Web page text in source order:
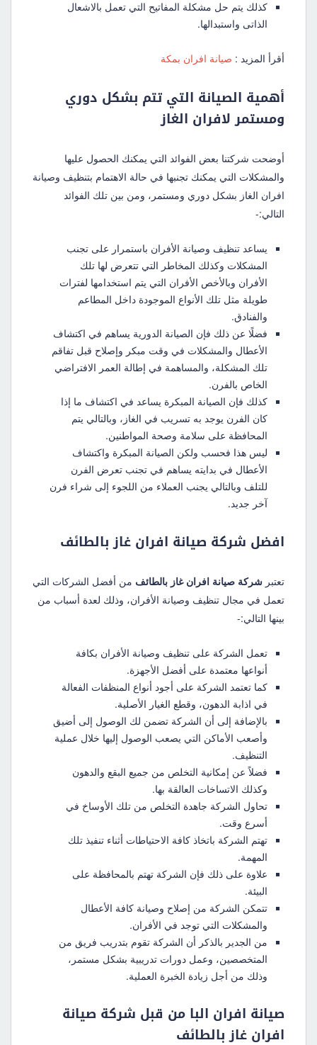
كذلك يتم حل مشكلة المفاتيح التي تعمل بالاشعال
الذاتى واستبدالها.
أقرأ المزيد : صيانة افران بمكة
أهمية الصيانة التي تتم بشكل دوري
ومستمر لافران الغاز
أوضحت شركتنا بعض الفوائد التي يمكنك الحصول عليها
والمشكلات التي يمكنك تجنبها في حالة الاهتمام بتنظيف وصيانة
افران الغاز بشكل دوري ومستمر، ومن بين تلك الفوائد
التالي:-
يساعد تنظيف وصيانة الأفران باستمرار على تجنب
المشكلات وكذلك المخاطر التي تتعرض لها تلك
الأفران وبالأخص الأفران التي يتم استخدامها لفترات
طويلة مثل تلك الأنواع الموجودة داخل المطاعم
والفنادق.
فضلًا عن ذلك فإن الصيانة الدورية يساهم في اكتشاف
الأعطال والمشكلات في وقت مبكر وإصلاح قبل تفاقم
تلك المشكلة، والمساهمة في إطالة العمر الافتراضي
الخاص بالفرن.
كذلك فإن الصيانة المبكرة يساعد في اكتشاف ما إذا
كان الفرن يوجد به تسريب في الغاز، وبالتالي يتم
المحافظة على سلامة وصحة المواطنين.
ليس هذا فحسب ولكن الصيانة المبكرة واكتشاف
الأعطال في بدايته يساهم في تجنب تعرض الفرن
للتلف وبالتالي يجنب العملاء من اللجوء إلى شراء فرن
آخر جديد.
افضل شركة صيانة افران غاز بالطائف
تعتبر شركة صيانة افران غاز بالطائف من أفضل الشركات التي
تعمل في مجال تنظيف وصيانة الأفران، وذلك لعدة أسباب من
بينها التالي:-
تعمل الشركة على تنظيف وصيانة الأفران بكافة
أنواعها معتمدة على أفضل الأجهزة.
كما تعتمد الشركة على أجود أنواع المنظفات الفعالة
في اذابة الدهون، وقطع الغيار الأصلية.
بالإضافة إلى أن الشركة تضمن لك الوصول إلى أضيق
وأصعب الأماكن التي يصعب الوصول إليها خلال عملية
التنظيف.
فضلاً عن إمكانية التخلص من جميع البقع والدهون
وكذلك الاتساخات العالقة بها.
تحاول الشركة جاهدة التخلص من تلك الأوساخ في
أسرع وقت.
تهتم الشركة باتخاذ كافة الاحتياطات أثناء تنفيذ تلك
المهمة.
علاوة على ذلك فإن الشركة تهتم بالمحافظة على
البيئة.
تتمكن الشركة من إصلاح وصيانة كافة الأعطال
والمشكلات التي توجد في الأفران.
من الجدير بالذكر أن الشركة تقوم بتدريب فريق من
المتخصصين، وعمل دورات تدريبية بشكل مستمر،
وذلك من أجل زيادة الخبرة العملية.
صيانة افران البا من قبل شركة صيانة
افران غاز بالطائف